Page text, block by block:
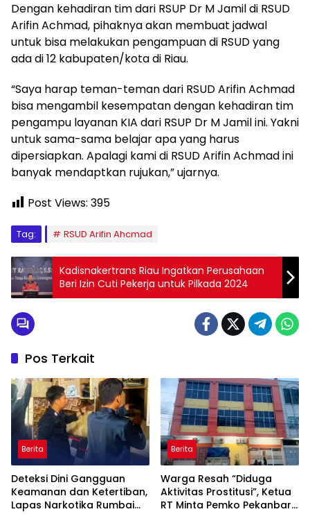
Dengan kehadiran tim dari RSUP Dr M Jamil di RSUD
Arifin Achmad, pihaknya akan membuat jadwal
untuk bisa melakukan pengampuan di RSUD yang
ada di 12 kabupaten/kota di Riau.
“Saya harap teman-teman dari RSUD Arifin Achmad
bisa mengambil kesempatan dengan kehadiran tim
pengampu layanan KIA dari RSUP Dr M Jamil ini. Yakni
untuk sama-sama belajar apa yang harus
dipersiapkan. Apalagi kami di RSUD Arifin Achmad ini
banyak mendaptkan rujukan,” ujarnya.
Post Views: 395
Tag: RSUD Arifin Ahcmad
Kadisnakertrans Riau Ingatkan Perusahaan
Beri Izin Cuti Pekerja untuk Pilkada 2024
Pos Terkait
Berita
Deteksi Dini Gangguan
Keamanan dan Ketertiban,
Lapas Narkotika Rumbai
Berita
Warga Resah “Diduga
Aktivitas Prostitusi”, Ketua
RT Minta Pemko Pekanbaru